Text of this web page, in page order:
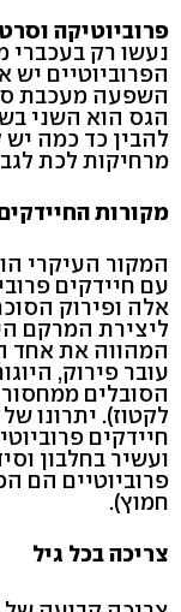
פרוביוטיקה
נעשו רק בעכברי
הפרוביוטיים יש
השפעה מעכבת
הגס הוא השני
להבין כד כמה
מרחיקות לכת
מקורות
המקור העיקרי
עם חיידקים
אלה ופירוק
ליצירת המרקם
המהווה את אחד
עובר פירוק,
הסובלים
לקטוז). יתרונו
חיידקים
ועשיר בחלבון
פרוביוטיים הם
חמוץ).
צריכה בכל גיל